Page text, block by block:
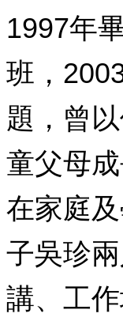
1997年
班，
題，曾
童父母
在家庭
子吳珍
講、工